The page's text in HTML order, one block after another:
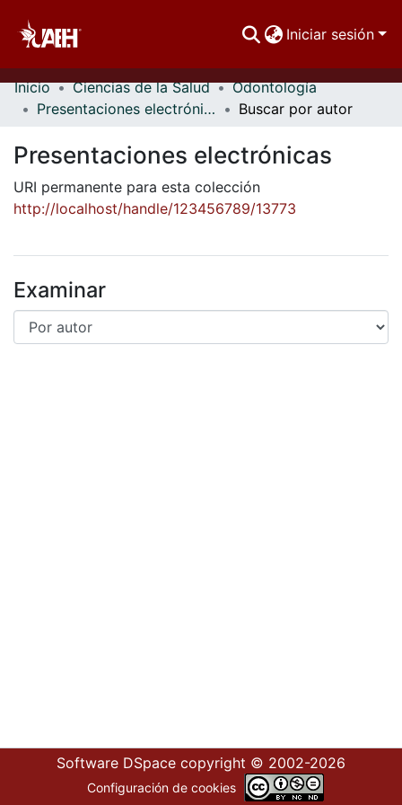
Iniciar sesión
Comunidades
Inicio Ciencias de la Salud
Odontología
Presentaciones electrónicas
Buscar por autor
Presentaciones electrónicas
URI permanente para esta colección
http://localhost/handle/123456789/13773
Examinar
Software DSpace copyright © 2002-2026
Configuración de cookies